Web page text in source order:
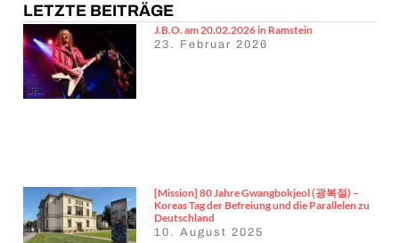
LETZTE BEITRÄGE
J.B.O. am 20.02.2026 in Ramstein
23. Februar 2026
[Mission] 80 Jahre Gwangbokjeol (광복절) –
Koreas Tag der Befreiung und die Parallelen zu
Deutschland
10. August 2025